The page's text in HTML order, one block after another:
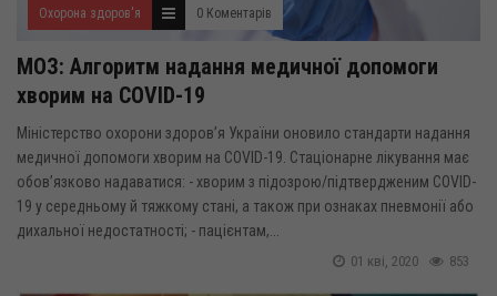
Охорона здоров'я 0 Коментарів
МОЗ: Алгоритм надання медичної допомоги
хворим на COVID-19
Міністерство охорони здоров’я України оновило стандарти надання
медичної допомоги хворим на COVID-19. Стаціонарне лікування має
обов’язково надаватися: - хворим з підозрою/підтвердженим COVID-
19 у середньому й тяжкому стані, а також при ознаках пневмонії або
дихальної недостатності; - пацієнтам,...
853
01 кві, 2020